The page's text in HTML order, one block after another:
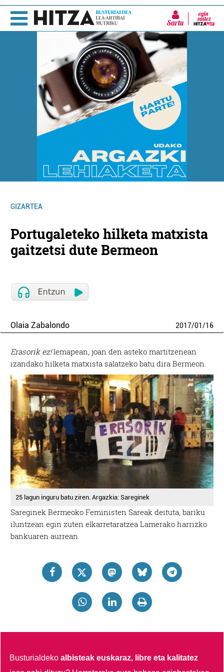
Sartu
GIZARTEA
Portugaleteko hilketa matxista
gaitzetsi dute Bermeon
Olaia Zabalondo 2017/01/16
Erasorik ez!lemapean, joan den asteko martitzenean
izandako hilketa matxista salatzeko batu dira Bermeon.
25 lagun inguru batu ziren. Argazkia: Sareginek
Sareginek Bermeoko Feministen Sareak deituta, bariku
iluntzean egin zuten elkarretaratzea Lamerako harrizko
bankuaren aurrean.
Busturialdekoalbisteak euskaraz, libre eta kalitatez